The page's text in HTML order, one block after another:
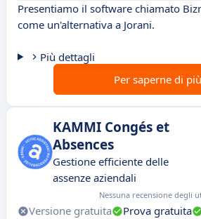
Presentiamo il software chiamato
come un'alternativa a Jorani.
Più dettagli
Per saperne di più
KAMMI Congés et
Absences
Gestione efficiente delle
assenze aziendali
Nessuna recensione degli
Versione gratuita Prova gratuita